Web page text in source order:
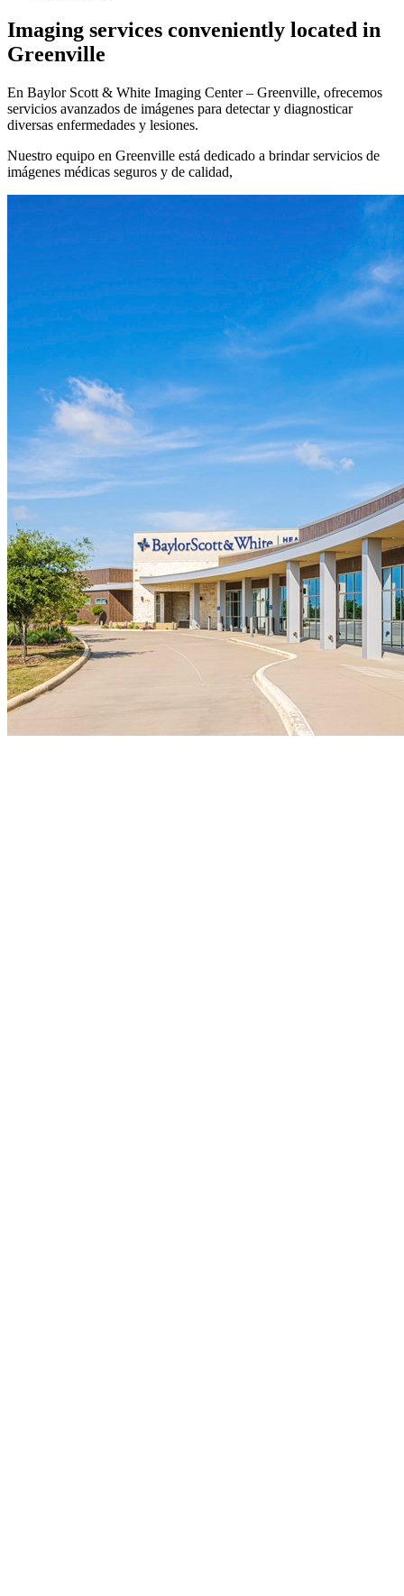
Imaging services conveniently located in
Greenville
En Baylor Scott & White Imaging Center – Greenville, ofrecemos
servicios avanzados de imágenes para detectar y diagnosticar
diversas enfermedades y lesiones.
Nuestro equipo en Greenville está dedicado a brindar servicios de
imágenes médicas seguros y de calidad,